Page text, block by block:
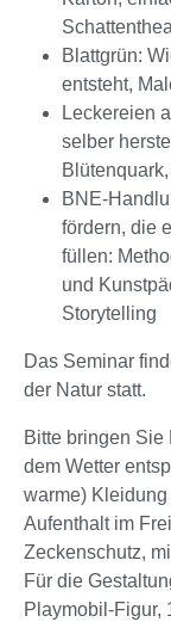
Blattgrün:
entsteht,
Leckereien
selber
BNE-
fördern, die
füllen:
und
Storytelling
Das Seminar
der Natur statt.
Bitte bringen Sie
dem Wetter
warme)
Aufenthalt im
Zeckenschutz,
Für die
Playmobil-Figur,